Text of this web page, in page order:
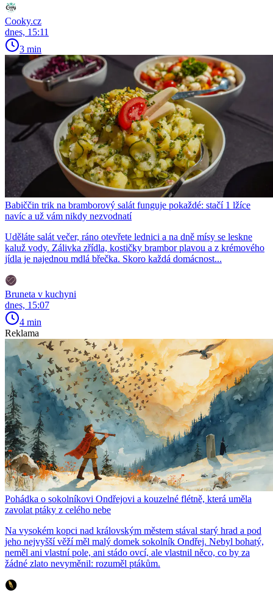
Cooky.cz
dnes, 15:11
3 min
Babiččin trik na bramborový salát funguje pokaždé: stačí 1 lžíce
navíc a už vám nikdy nezvodnatí
Uděláte salát večer, ráno otevřete lednici a na dně mísy se leskne
kaluž vody. Zálivka zřídla, kostičky brambor plavou a z krémového
jídla je najednou mdlá břečka. Skoro každá domácnost...
Bruneta v kuchyni
dnes, 15:07
4 min
Reklama
Pohádka o sokolníkovi Ondřejovi a kouzelné flétně, která uměla
zavolat ptáky z celého nebe
Na vysokém kopci nad královským městem stával starý hrad a pod
jeho nejvyšší věží měl malý domek sokolník Ondřej. Nebyl bohatý,
neměl ani vlastní pole, ani stádo ovcí, ale vlastnil něco, co by za
žádné zlato nevyměnil: rozuměl ptákům.